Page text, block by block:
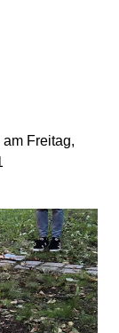
Freitag,